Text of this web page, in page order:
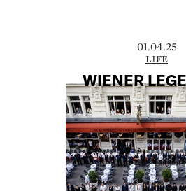
01.04.25
LIFE
WIENER